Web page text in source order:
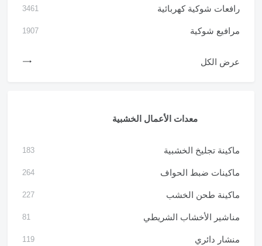
رافعات شوكية كهربائية 3461
مرافيع شوكية 1907
عرض الكل
معدات الأعمال الخشبية
ماكينة تجليخ الخشبية 183
ماكينات ضبط الحواف 264
ماكينة طحن الخشب 227
مناشير الأخشاب الشريطي 81
منشار دائري 119